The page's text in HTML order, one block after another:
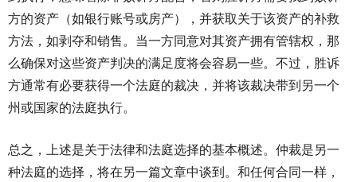
方的资产（如银行账号或房产），并获取关于该资产的补救
方法，如剥夺和销售。当一方同意对其资产拥有管辖权，那
么确保对这些资产判决的满足度将会容易一些。不过，胜诉
方通常有必要获得一个法庭的裁决，并将该裁决带到另一个
州或国家的法庭执行。
总之，上述是关于法律和法庭选择的基本概述。仲裁是另一
种法庭的选择，将在另一篇文章中谈到。和任何合同一样，